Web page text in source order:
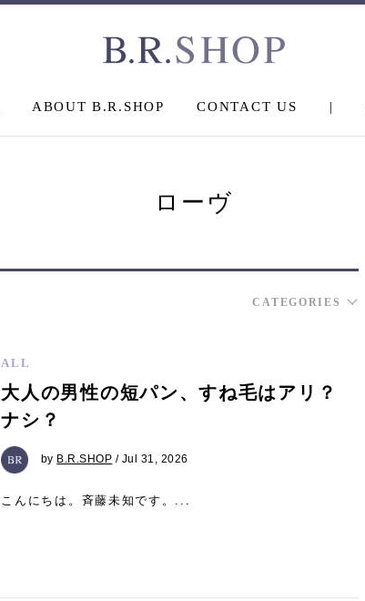
ABOUT B.R.SHOP CONTACT US |
ローヴ
CATEGORIES
ALL
大人の男性の短パン、すね毛はアリ？
ナシ？
by B.R.SHOP / Jul 31, 2026
こんにちは。斉藤未知です。...